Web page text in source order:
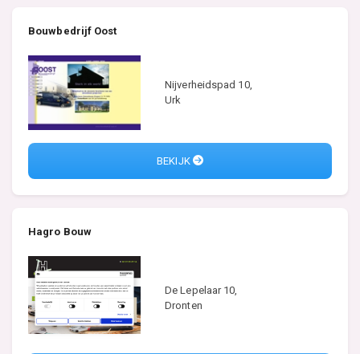
Bouwbedrijf Oost
Nijverheidspad 10,
Urk
BEKIJK
Hagro Bouw
De Lepelaar 10,
Dronten